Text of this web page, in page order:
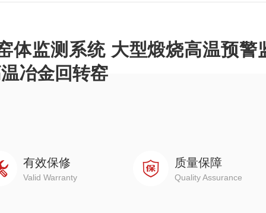
体监测系统 大型煅烧高温预警
冶金回转窑
有效保修
Valid Warranty
质量保障
Quality Assurance